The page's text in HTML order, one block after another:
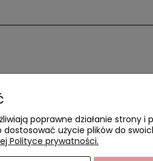
poprawne działanie
użycie plików do
Polityce prywatności.